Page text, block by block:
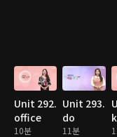
Unit 292.
office
10분
Unit 293.
do
11분